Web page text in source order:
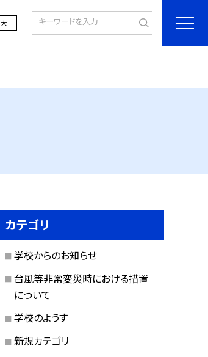
大
カテゴリ
学校からのお知らせ
台風等非常変災時における措置
について
学校のようす
新規カテゴリ